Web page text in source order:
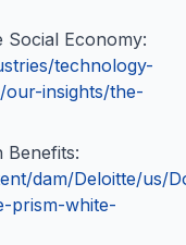
Social Economy:
technology-
our-insights/the-
Benefits:
dam/Deloitte/us/
prism-white-